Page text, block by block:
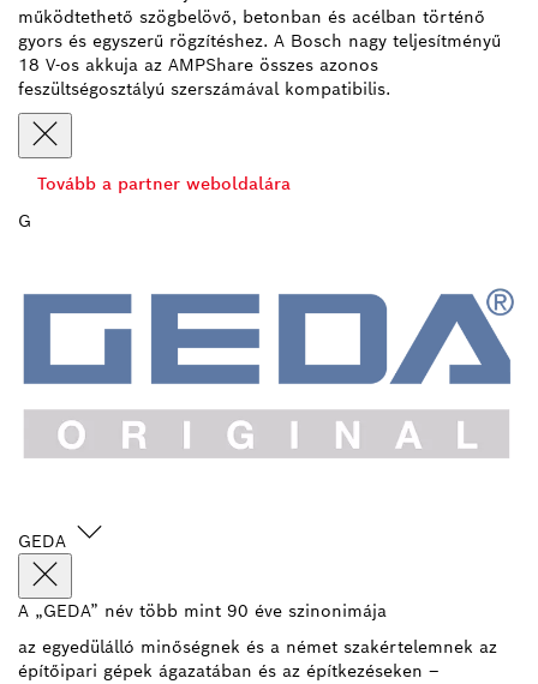
működtethető szögbelövő, betonban és acélban történő
gyors és egyszerű rögzítéshez. A Bosch nagy teljesítményű
18 V-os akkuja az AMPShare összes azonos
feszültségosztályú szerszámával kompatibilis.
Tovább a partner weboldalára
G
GEDA
A „GEDA” név több mint 90 éve szinonimája
az egyedülálló minőségnek és a német szakértelemnek az
építőipari gépek ágazatában és az építkezéseken –